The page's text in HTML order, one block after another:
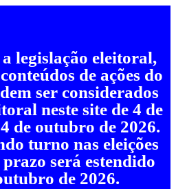
legislação eleitoral,
de ações do
ser considerados
neste site de 4 de
de outubro de 2026.
turno nas eleições
será estendido
de 2026.